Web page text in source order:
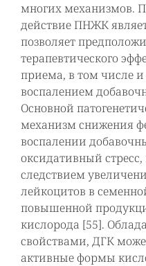
многих механизмов.
действие ПНЖК
позволяет
терапевтического
приема, в том числе и
воспалением
Основной
механизм снижения
воспалении
оксидативный
следствием
лейкоцитов в
повышенной
кислорода [55].
свойствами, ДГК
активные формы